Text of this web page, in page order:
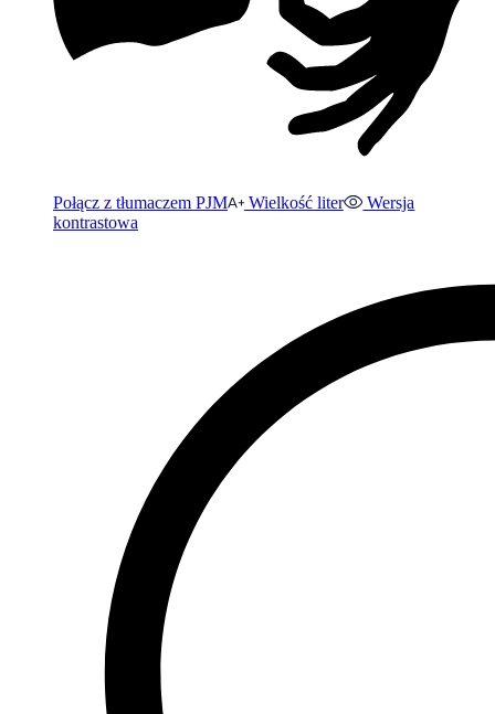
Połącz z tłumaczem PJM Wielkość liter
Wersja
kontrastowa